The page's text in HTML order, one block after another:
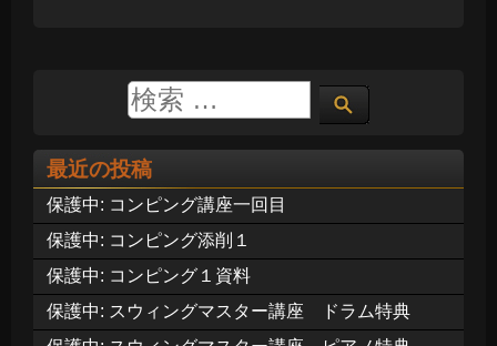
最近の投稿
保護中: コンピング講座一回目
保護中: コンピング添削１
保護中: コンピング１資料
保護中: スウィングマスター講座 ドラム特典